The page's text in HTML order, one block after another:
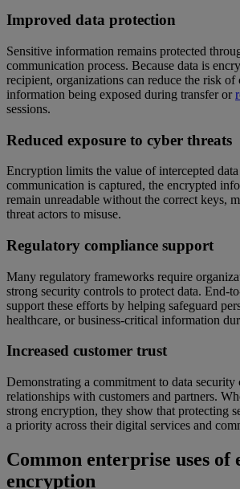
Improved data protection
Sensitive information remains protected
communication process. Because data is
recipient, organizations can reduce the risk of
information being exposed during transfer or
sessions.
Reduced exposure to cyber threats
Encryption limits the value of intercepted
communication is captured, the encrypted
remain unreadable without the correct keys,
threat actors to misuse.
Regulatory compliance support
Many regulatory frameworks require
strong security controls to protect data. End-
support these efforts by helping safeguard
healthcare, or business-critical information
Increased customer trust
Demonstrating a commitment to data security
relationships with customers and partners.
strong encryption, they show that protecting
a priority across their digital services and
Common enterprise uses of
encryption